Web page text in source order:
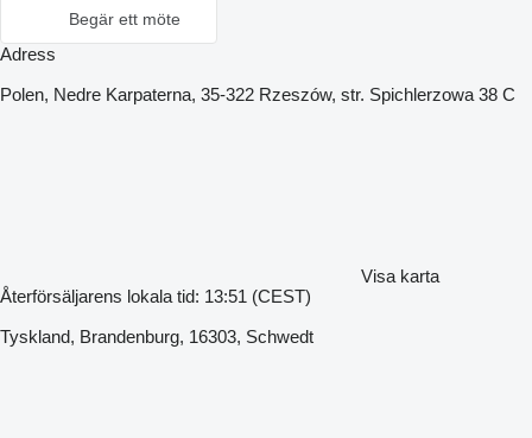
Begär ett möte
Adress
Polen, Nedre Karpaterna, 35-322 Rzeszów, str. Spichlerzowa 38 C
Visa karta
Återförsäljarens lokala tid: 13:51 (CEST)
Tyskland, Brandenburg, 16303, Schwedt